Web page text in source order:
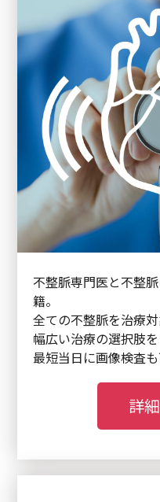
不整脈専門医と不整
籍。
全ての不整脈を治療対
幅広い治療の選択肢を
最短当日に画像検査も
詳